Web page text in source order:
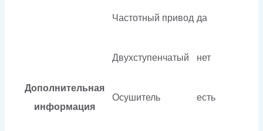
Дополнительная
информация
Частотный привод да
Двухступенчатый нет
Осушитель есть